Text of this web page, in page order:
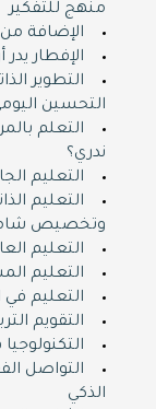
منهج للتفكير
الإضافة
الإفطار
التطوير
التحسين
التعلم
ندري؟
التعليم
التعليم
وتخصيص
التعليم
التعليم
التعليم في
التقويم
التواصل
الذكي